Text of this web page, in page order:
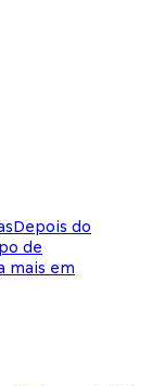
Depois do
de
mais em